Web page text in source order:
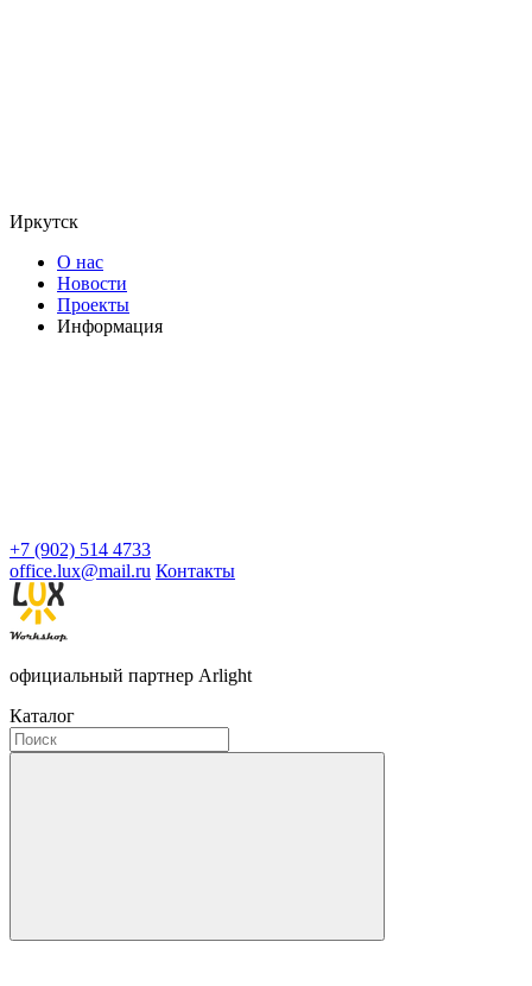
Иркутск
О нас
Новости
Проекты
Информация
+7 (902) 514 4733
office.lux@mail.ru Контакты
официальный партнер Arlight
Каталог